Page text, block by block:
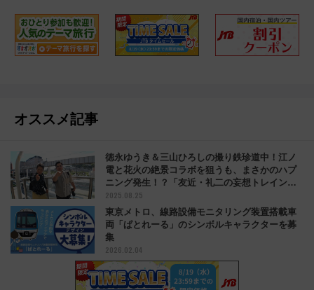
オススメ記事
徳永ゆうき＆三山ひろしの撮り鉄珍道中！江ノ
電と花火の絶景コラボを狙うも、まさかのハプ
ニング発生！？「友近・礼二の妄想トレイン」
8/26放送内容は？
2025.08.25
東京メトロ、線路設備モニタリング装置搭載車
両「ぱとれーる」のシンボルキャラクターを募
集
2026.02.04